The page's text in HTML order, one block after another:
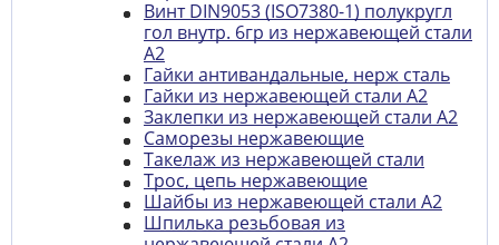
Винт DIN9053 (ISO7380-1) полукругл
гол внутр. 6гр из нержавеющей стали
А2
Гайки антивандальные, нерж сталь
Гайки из нержавеющей стали А2
Заклепки из нержавеющей стали A2
Саморезы нержавеющие
Такелаж из нержавеющей стали
Трос, цепь нержавеющие
Шайбы из нержавеющей стали A2
Шпилька резьбовая из